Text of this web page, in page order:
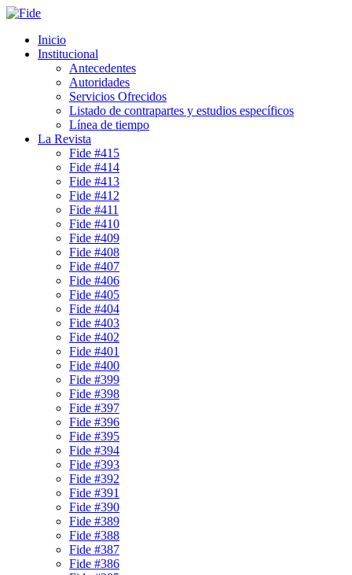
Inicio
Institucional
Antecedentes
Autoridades
Servicios Ofrecidos
Listado de contrapartes y estudios específicos
Línea de tiempo
La Revista
Fide #415
Fide #414
Fide #413
Fide #412
Fide #411
Fide #410
Fide #409
Fide #408
Fide #407
Fide #406
Fide #405
Fide #404
Fide #403
Fide #402
Fide #401
Fide #400
Fide #399
Fide #398
Fide #397
Fide #396
Fide #395
Fide #394
Fide #393
Fide #392
Fide #391
Fide #390
Fide #389
Fide #388
Fide #387
Fide #386